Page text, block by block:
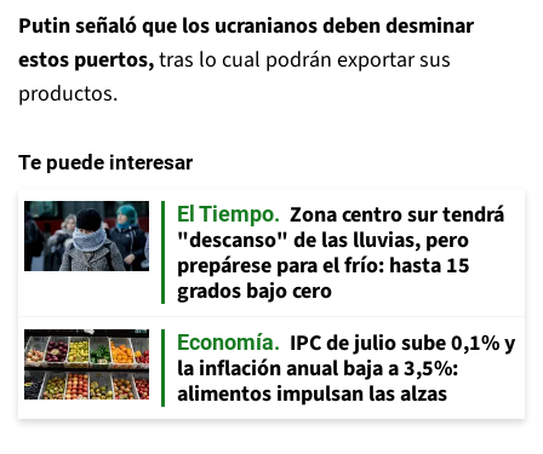
Putin señaló que los ucranianos deben desminar
estos puertos,tras lo cual podrán exportar sus
productos.
Te puede interesar
El Tiempo
Zona centro sur tendrá
"descanso" de las lluvias, pero
prepárese para el frío: hasta 15
grados bajo cero
Economía
IPC de julio sube 0,1% y
la inflación anual baja a 3,5%:
alimentos impulsan las alzas